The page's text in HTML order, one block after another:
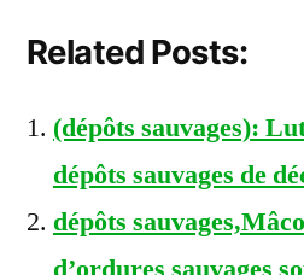
Related Posts:
(dépôts sauvages):
dépôts sauvages de
dépôts